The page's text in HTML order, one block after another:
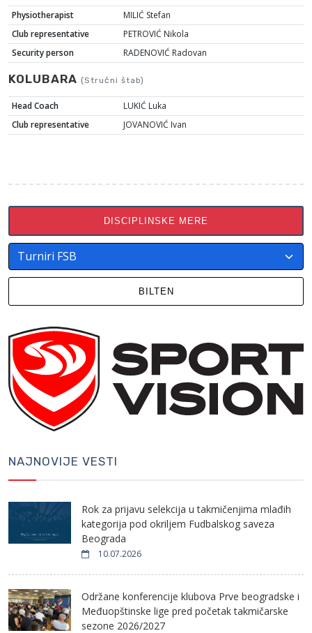
Physiotherapist
MILIĆ Stefan
Club representative
PETROVIĆ Nikola
Security person
RADENOVIĆ Radovan
KOLUBARA (Stručni štab)
Head Coach
LUKIĆ Luka
Club representative
JOVANOVIĆ Ivan
DISCIPLINSKE MERE
BILTEN
NAJNOVIJE VESTI
Rok za prijavu selekcija u takmičenjima mlađih
kategorija pod okriljem Fudbalskog saveza
Beograda
10.07.2026
Održane konferencije klubova Prve beogradske i
Međuopštinske lige pred početak takmičarske
sezone 2026/2027